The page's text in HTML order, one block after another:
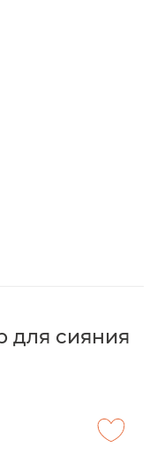
для сияния